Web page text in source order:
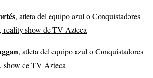
, atleta del equipo azul o Conquistadores
reality show de TV Azteca
, atleta del equipo azul o Conquistadores
show de TV Azteca